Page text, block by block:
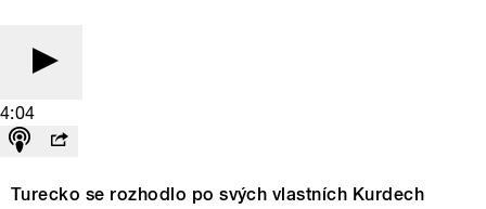
4:04
Turecko se rozhodlo po svých vlastních Kurdech